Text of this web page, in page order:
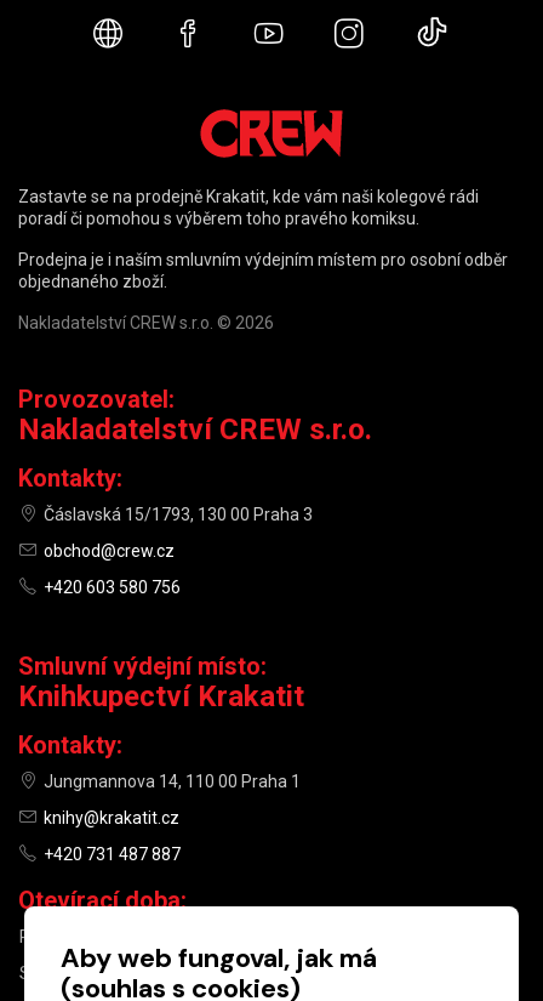
Webové stránky
FacebookYouTubeInstagram
Zastavte se na prodejně Krakatit, kde vám naši kolegové rádi
poradí či pomohou s výběrem toho pravého komiksu.
Prodejna je i naším smluvním výdejním místem pro osobní odběr
objednaného zboží.
Nakladatelství CREW s.r.o. © 2026
Provozovatel:
Nakladatelství CREW s.r.o.
Kontakty:
Čáslavská 15/1793, 130 00 Praha 3
obchod@crew.cz
+420 603 580 756
Smluvní výdejní místo:
Knihkupectví Krakatit
Kontakty:
Jungmannova 14, 110 00 Praha 1
knihy@krakatit.cz
+420 731 487 887
Otevírací doba:
PO–PÁ
SO
10:00–13:00
Aby web fungoval, jak má
(souhlas s cookies)